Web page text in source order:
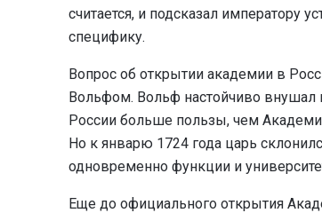
считается, и подсказал императору
специфику.
Вопрос об открытии академии в
Вольфом. Вольф настойчиво внушал
России больше пользы, чем
Но к январю 1724 года царь
одновременно функции и
Еще до официального открытия